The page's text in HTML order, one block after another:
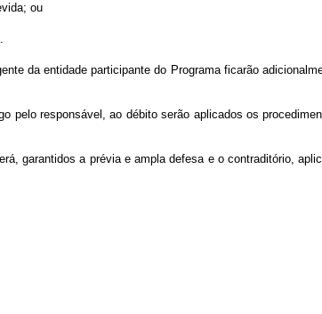
ou
da entidade participante do Programa ficarão
pelo responsável, ao débito serão aplicados os
garantidos a prévia e ampla defesa e o contraditório,